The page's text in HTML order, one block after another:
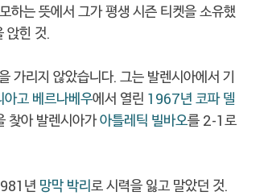
하는 뜻에서 그가 평생 시즌 티켓을 소유했
앉힌 것.
가리지 않았습니다. 그는 발렌시아에서 기
고 베르나베우에서 열린 1967년 코파 델
찾아 발렌시아가아틀레틱 빌바오를 2-1로
년 망막 박리로 시력을 잃고 말았던 것.